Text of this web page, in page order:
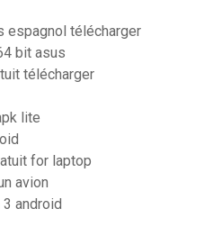
espagnol télécharger
bit asus
télécharger
lite
for laptop
avion
android